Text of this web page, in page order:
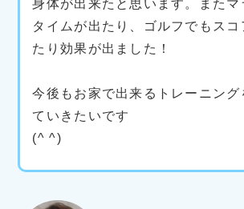
身体が出来たと思います。またマ
タイムが出たり、ゴルフでもスコ
たり効果が出ました！
今後もお家で出来るトレーニング
ていきたいです
(^ ^)